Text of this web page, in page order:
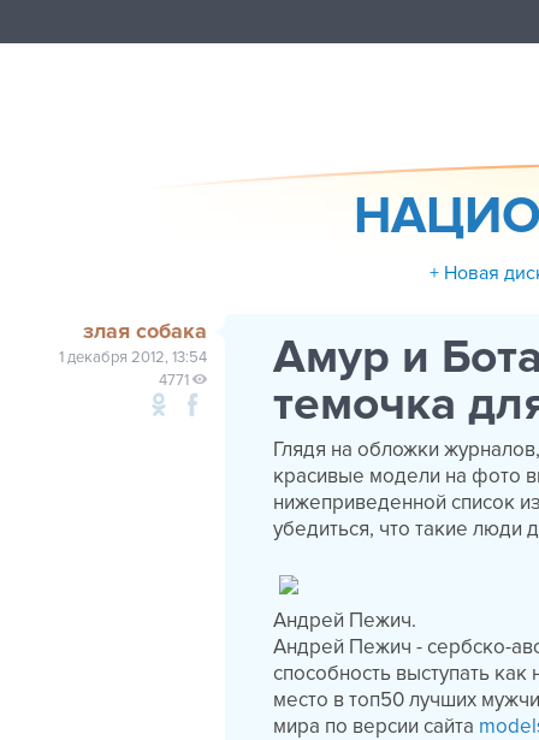
+ Новая
злая собака
1 декабря 2012, 13:54
4771
Амур и
темочка
Глядя на обложки
красивые модели на фото
нижеприведенной список
убедиться, что такие люди
Андрей Пежич.
Андрей Пежич - сербско-
способность выступать
место в топ50 лучших
мира по версии сайта